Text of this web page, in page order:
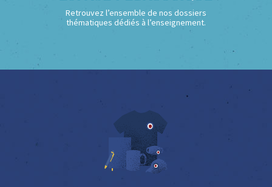
Retrouvez l’ensemble de nos dossiers
thématiques dédiés à l’enseignement.